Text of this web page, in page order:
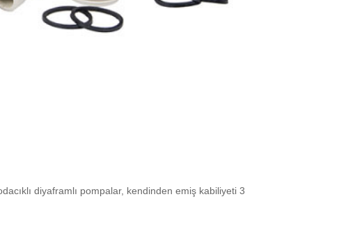
diyaframlı pompalar, kendinden emiş kabiliyeti 3